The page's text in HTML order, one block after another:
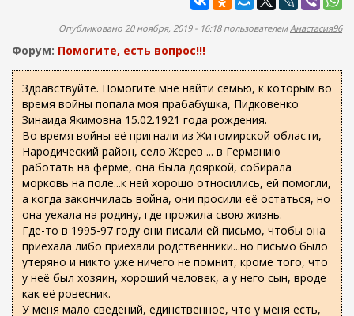
о
и
с
к
а
Опубликовано 20 ноября, 2019 - 16:18 пользователемАнастасия96
Форум: Помогите, есть вопрос!!!
Здравствуйте. Помогите мне найти семью, к которым во
время войны попала моя прабабушка, Пидковенко
Зинаида Якимовна 15.02.1921 года рождения.
Во время войны её пригнали из Житомирской области,
Народический район, село Жерев ... в Германию
работать на ферме, она была дояркой, собирала
морковь на поле...к ней хорошо относились, ей помогли,
а когда закончилась война, они просили её остаться, но
она уехала на родину, где прожила свою жизнь.
Где-то в 1995-97 году они писали ей письмо, чтобы она
приехала либо приехали родственники...но письмо было
утеряно и никто уже ничего не помнит, кроме того, что
у неё был хозяин, хороший человек, а у него сын, вроде
как её ровесник.
У меня мало сведений, единственное, что у меня есть,